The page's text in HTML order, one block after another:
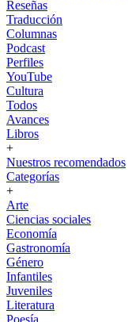
Reseñas
Traducción
Columnas
Podcast
Perfiles
YouTube
Cultura
Todos
Avances
Libros
+
Nuestros recomendados
Categorías
+
Arte
Ciencias sociales
Economía
Gastronomía
Género
Infantiles
Juveniles
Literatura
Poesía